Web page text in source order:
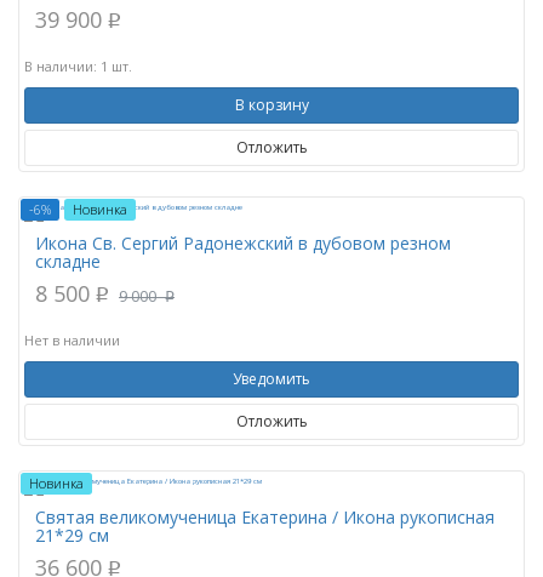
39 900 p
В наличии: 1 шт.
В корзину
Отложить
-6% Новинка
Икона Св. Сергий Радонежский в дубовом резном
складне
8 500 p 9 000 p
Нет в наличии
Уведомить
Отложить
Новинка
Святая великомученица Екатерина / Икона рукописная
21*29 см
36 600 p